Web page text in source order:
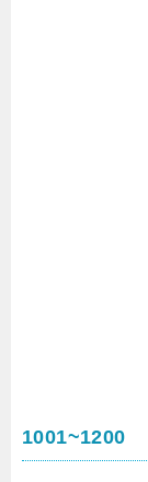
1001~1200